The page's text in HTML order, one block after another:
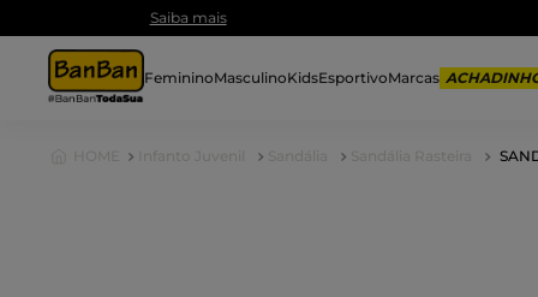
FemininoMasculinoKidsEsportivoMarcas